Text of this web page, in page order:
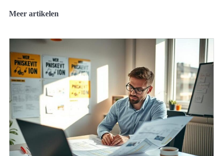
Meer artikelen